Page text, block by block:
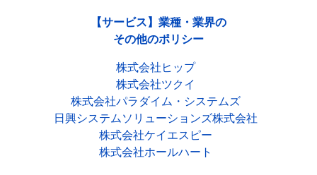
【サービス】業種・業界の
その他のポリシー
株式会社ヒップ
株式会社ツクイ
株式会社パラダイム・システムズ
日興システムソリューションズ株式会社
株式会社ケイエスピー
株式会社ホールハート